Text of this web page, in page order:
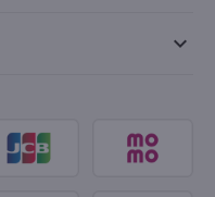
keyboard_arrow_down